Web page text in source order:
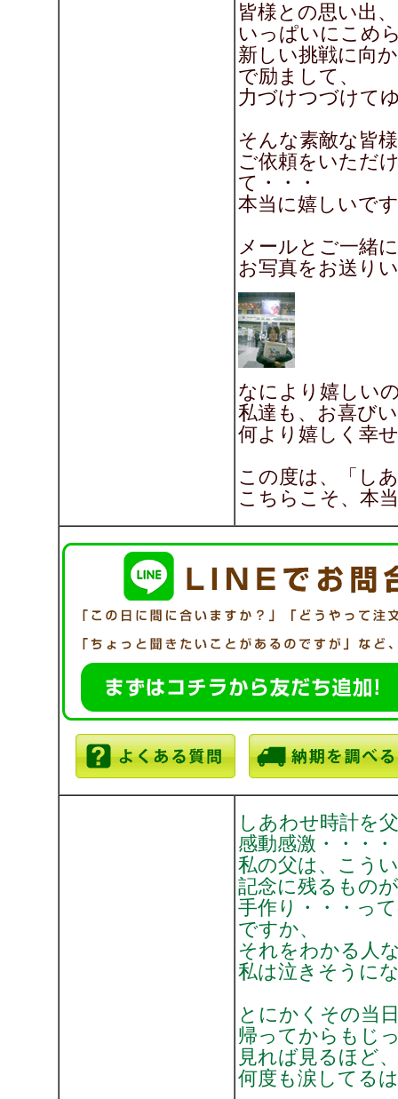
皆様との思い出
いっぱいにこめ
新しい挑戦に向
で励まして、
力づけつづけて
そんな素敵な皆
ご依頼をいただ
て・・・
本当に嬉しいで
メールとご一緒
お写真をお送り
なにより嬉しい
私達も、お喜び
何より嬉しく幸
この度は、「し
こちらこそ、本
しあわせ時計を
感動感激・・・
私の父は、こう
記念に残るもの
手作り・・・っ
ですか、
それをわかる人
私は泣きそうに
とにかくその当
帰ってからもじ
見れば見るほど
何度も涙してる